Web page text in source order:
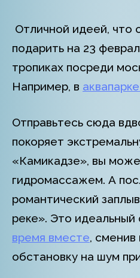
Отличной идеей, что
подарить на 23
тропиках посреди
Например, в аквапарке
Отправьтесь сюда
покоряет
«Камикадзе», вы
гидромассажем. А
романтический
реке». Это идеальный
время вместе, сменив
обстановку на шум